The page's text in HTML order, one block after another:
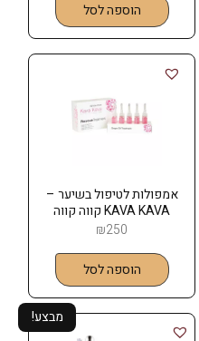
הוספה לסל
אמפולות לטיפול בשיער –
KAVA KAVA קווה קווה
₪250
הוספה לסל
מבצע!